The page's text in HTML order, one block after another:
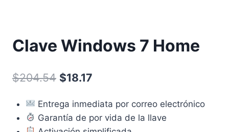
Clave Windows 7 Home
$204.54 El
original
era:
$18.17
actual
es:
Entrega inmediata por correo electrónico
Garantía de por vida de la llave